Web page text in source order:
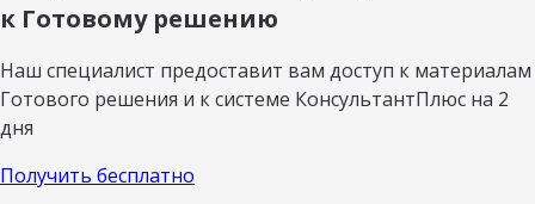
к Готовому решению
Наш специалист предоставит вам доступ к материалам
Готового решения и к системе КонсультантПлюс на 2
дня
Получить бесплатно